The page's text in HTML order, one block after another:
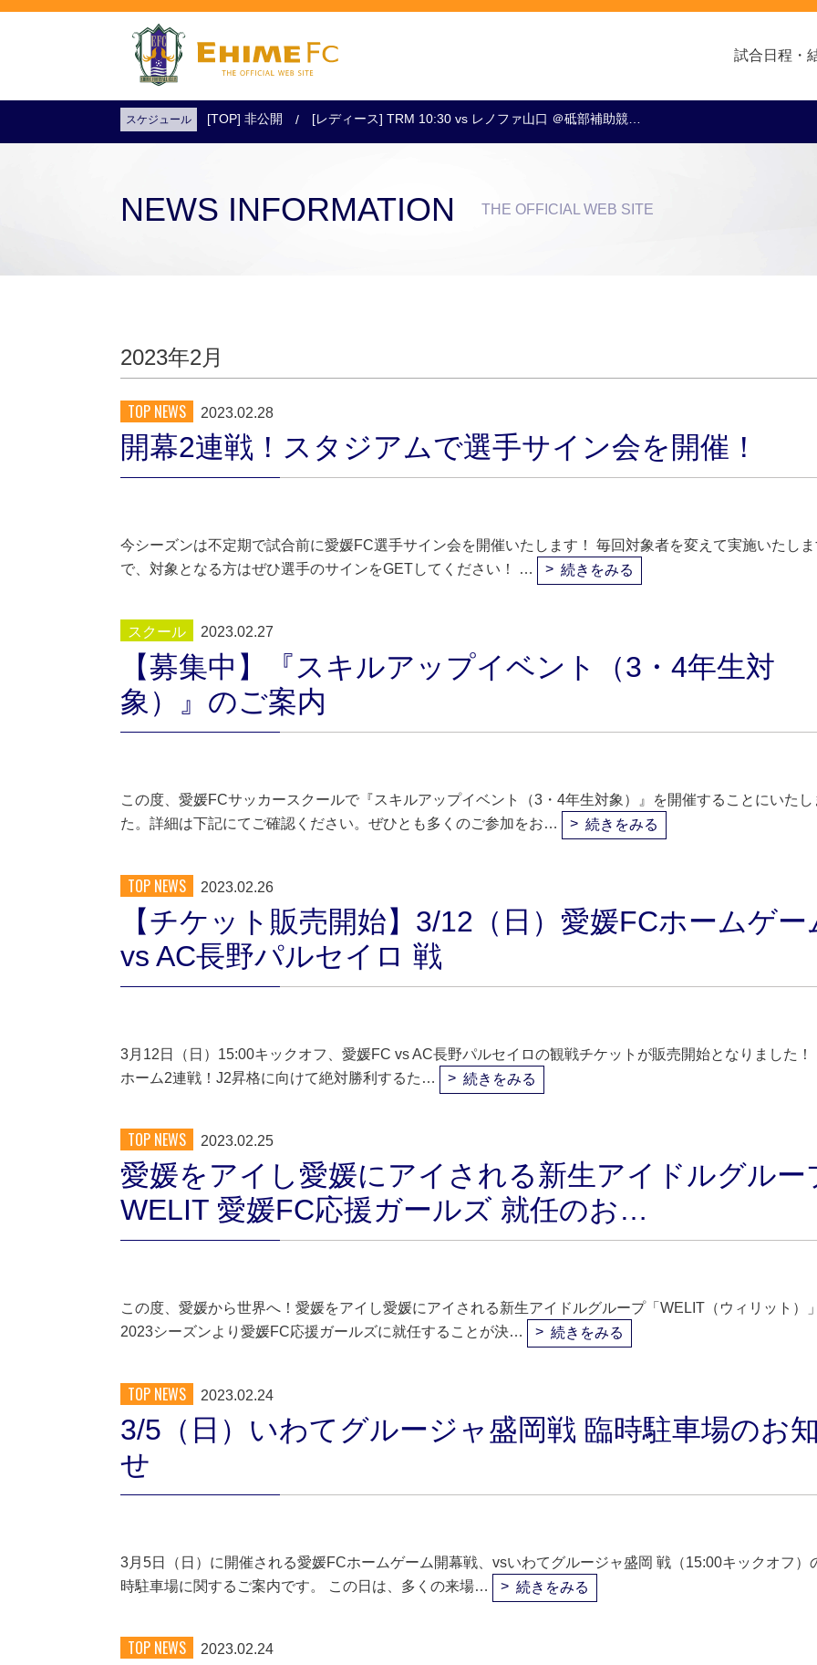
試合日程・
試合日程・結果 アクセス クラブ・会社情報 レディース
スケジュール [TOP] 非公開 [レディース] TRM 10:30 vs レノファ山口 ＠砥部補助競…
NEWS INFORMATION THE OFFICIAL WEB SITE
2023年2月
TOP NEWS 2023.02.28
開幕2連戦！スタジアムで選手サイン会を開催！
今シーズンは不定期で試合前に愛媛FC選手サイン会を開催いたします！ 毎回対象者を変えて実施いたし
で、対象となる方はぜひ選手のサインをGETしてください！ …
続きをみる
スクール 2023.02.27
【募集中】『スキルアップイベント（3・4年生対
象）』のご案内
この度、愛媛FCサッカースクールで『スキルアップイベント（3・4年生対象）』を開催することにいたし
た。詳細は下記にてご確認ください。ぜひとも多くのご参加をお…
続きをみる
TOP NEWS 2023.02.26
【チケット販売開始】3/12（日）愛媛FCホームゲー
vs AC長野パルセイロ 戦
3月12日（日）15:00キックオフ、愛媛FC vs AC長野パルセイロの観戦チケットが販売開始となりました！
ホーム2連戦！J2昇格に向けて絶対勝利するた…
続きをみる
TOP NEWS 2023.02.25
愛媛をアイし愛媛にアイされる新生アイドルグルー
WELIT 愛媛FC応援ガールズ 就任のお…
この度、愛媛から世界へ！愛媛をアイし愛媛にアイされる新生アイドルグループ「WELIT（ウィリット）
2023シーズンより愛媛FC応援ガールズに就任することが決…
続きをみる
TOP NEWS 2023.02.24
3/5（日）いわてグルージャ盛岡戦 臨時駐車場のお
せ
3月5日（日）に開催される愛媛FCホームゲーム開幕戦、vsいわてグルージャ盛岡 戦（15:00キックオフ）
時駐車場に関するご案内です。 この日は、多くの来場…
続きをみる
TOP NEWS 2023.02.24